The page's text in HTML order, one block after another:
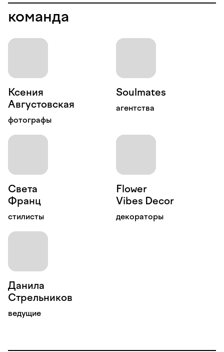
команда
Ксения
Августовская
фотографы
агентства
Света
Франц
стилисты
Flower
Vibes Decor
декораторы
Данила
Стрельников
ведущие